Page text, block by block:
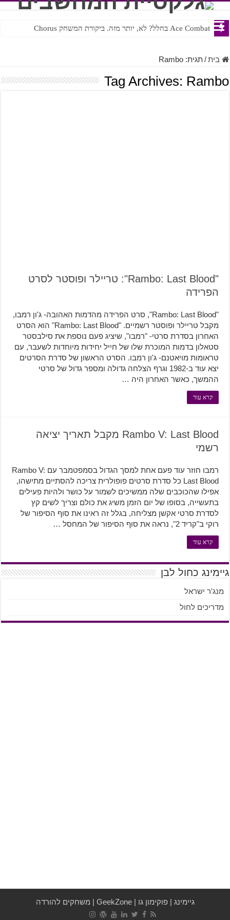
Ace Combat בחלל? לא, יותר מזה. ביקורת המשחק Chorus
Steven Universe והשירים שתורגמו בצורה נוראית לעברית
בית/תגית:Rambo
Tag Archives: Rambo
"Rambo: Last Blood": טריילר ופוסטר לסרט
הפרידה
"Rambo: Last Blood", סרט הפרידה מהדמות האהובה- ג'ון רמבו,
מקבל טריילר ופוסטר רשמיים. "Rambo: Last Blood" הוא הסרט
האחרון בסדרת סרטי- "רמבו", שיציג פעם נוספת את סילבסטר
סטאלון בדמות המוכרת שלו של חייל יחידות מיוחדות לשעבר, עם
טראומות מויאטנם- ג'ון רמבו. הסרט הראשון של סדרת הסרטים
יצא עוד ב-1982 וגרף הצלחה גדולה ומספר גדול של סרטי
ההמשך, כאשר האחרון היה …
קרא עוד
Rambo V: Last Blood מקבל תאריך יציאה
רשמי
רמבו חוזר עוד פעם אחת למסך הגדול בסמפטמבר עם Rambo V:
Last Blood כל סדרת סרטים פופולרית צריכה להסתיים מתישהו,
אפילו שהכוכבים שלה ממשיכים לשמור על כושר ולהיות פעילים
בתעשייה, בסופו של יום הזמן משיג את כולם וצריך לשים קץ
לסדרת סרטי אקשן מצליחה, בגלל זה ראינו את סוף הסיפור של
רוקי ב"קריד 2", נראה את סוף הסיפור של המחסל …
קרא עוד
גיימינג כחול לבן
מנג'ר ישראל
מדריכים לחול
גיימינג |פוקימון גו |
GeekZone
| משחקים להורדה